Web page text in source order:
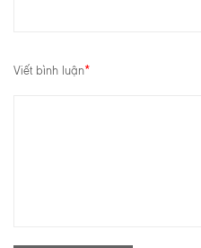
Viết bình luận*